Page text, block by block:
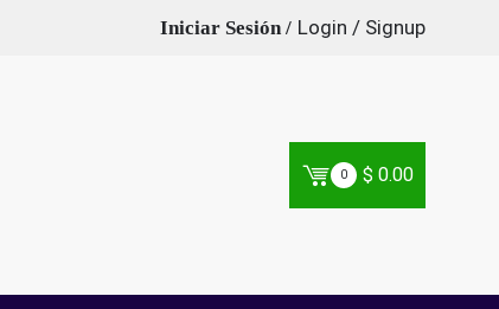
Login / Signup
0 $ 0.00